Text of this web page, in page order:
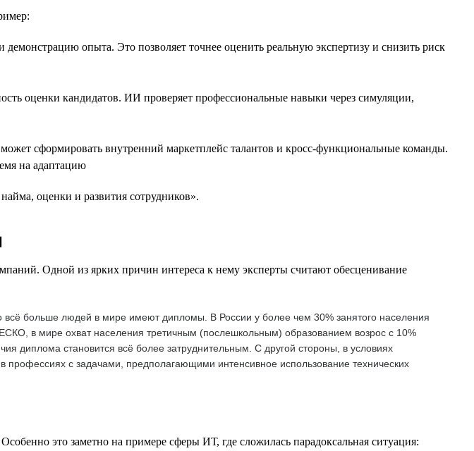
опыта. Это позволяет точнее оценить реальную экспертизу и снизить риск
оценки кандидатов. ИИ проверяет профессиональные навыки через симуляции,
сформировать внутренний маркетплейс талантов и кросс-функциональные команды.
на адаптацию
оценки и развития сотрудников».
Одной из ярких причин интереса к нему эксперты считают обесценивание
больше людей в мире имеют дипломы. В России у более чем 30% занятого населения
в мире охват населения третичным (послешкольным) образованием возрос с 10%
диплома становится всё более затруднительным. С другой стороны, в условиях
профессиях с задачами, предполагающими интенсивное использование технических
это заметно на примере сферы ИТ, где сложилась парадоксальная ситуация: